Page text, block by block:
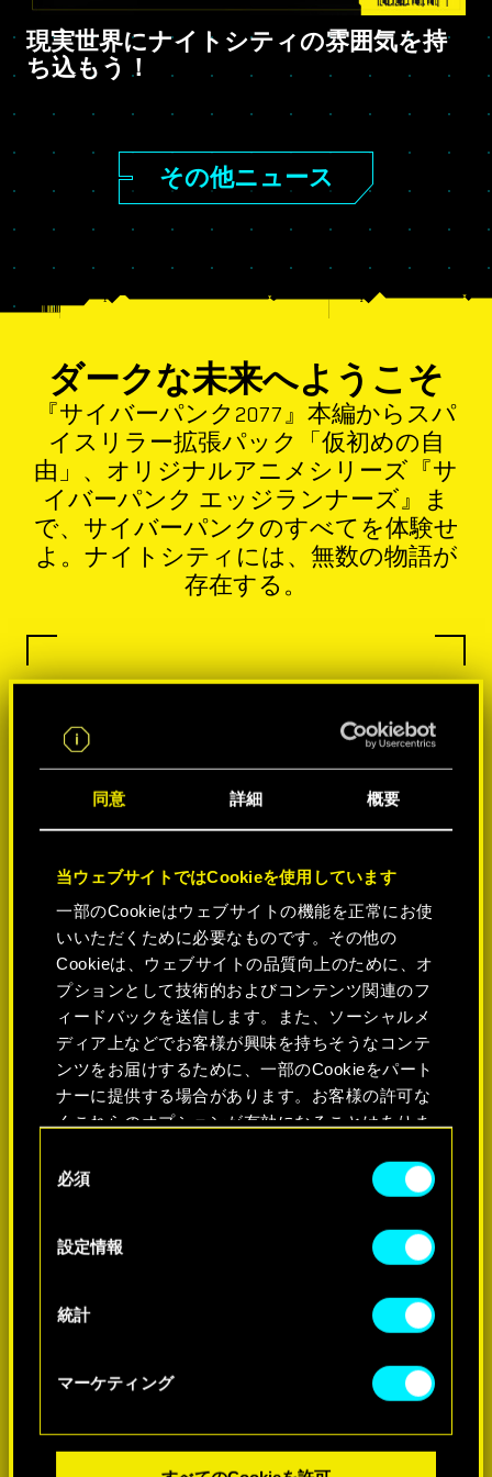
同意 詳細 概要
当ウェブサイトではCookieを使用しています
一部のCookieはウェブサイトの機能を正常にお使
いいただくために必要なものです。その他の
Cookieは、ウェブサイトの品質向上のために、オ
プションとして技術的およびコンテンツ関連のフ
ィードバックを送信します。また、ソーシャルメ
ディア上などでお客様が興味を持ちそうなコンテ
ンツをお届けするために、一部のCookieをパート
ナーに提供する場合があります。お客様の許可な
くこれらのオプションが有効になることはありま
Cookieの使用およびパフォーマンスの変更点に関
する詳細は、下記の「設定」メニューでご確認く
ださい。
必須
設定情報
統計
マーケティング
現実世界にナイトシティの雰囲気を持
ち込もう！
その他ニュース
ダークな未来へようこそ
『サイバーパンク2077』本編からスパ
イスリラー拡張パック「仮初めの自
由」、オリジナルアニメシリーズ『サ
イバーパンク エッジランナーズ』ま
で、サイバーパンクのすべてを体験せ
よ。ナイトシティには、無数の物語が
存在する。